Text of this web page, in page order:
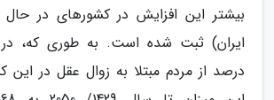
بیشتر این افزایش در کشورهای در
درصد از مردم مبتلا به زوال عقل در